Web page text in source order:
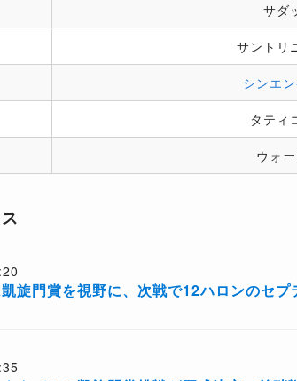
サダ
サントリ
シンエ
タティ
ウォ
旋門賞を視野に、次戦で12ハロンのセプ